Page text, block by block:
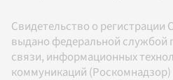
Свидетельство о
выдано федеральной службой
связи, информационных
коммуникаций (Роскомнадзор)